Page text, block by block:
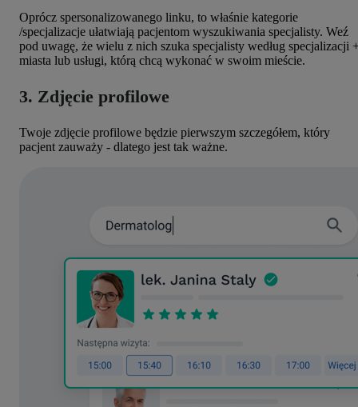
Oprócz spersonalizowanego linku, to właśnie kategorie
/specjalizacje ułatwiają pacjentom wyszukiwania specjalisty. Weź
pod uwagę, że wielu z nich szuka specjalisty według specjalizacji
miasta lub usługi, którą chcą wykonać w swoim mieście.
3. Zdjęcie profilowe
Twoje zdjęcie profilowe będzie pierwszym szczegółem, który
pacjent zauważy - dlatego jest tak ważne.